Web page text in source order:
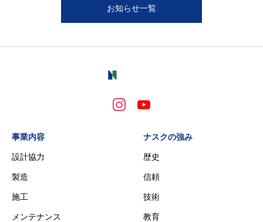
お知らせ一覧
事業内容
設計協力
製造
施工
メンテナンス
ナスクの強み
歴史
信頼
技術
教育